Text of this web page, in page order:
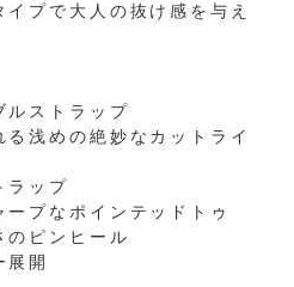
プで大人の抜け感を与え
ルストラップ
る浅めの絶妙なカットライ
ラップ
ープなポインテッドトゥ
のピンヒール
展開